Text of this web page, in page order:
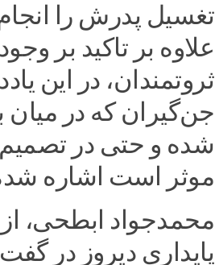
تغسیل پدرش را
علاوه بر تاکید بر
ثروتمندان، در این
جن‌گیران که در
شده و حتی در
موثر است اشاره
محمدجواد ابطحی،
پایداری دیروز در